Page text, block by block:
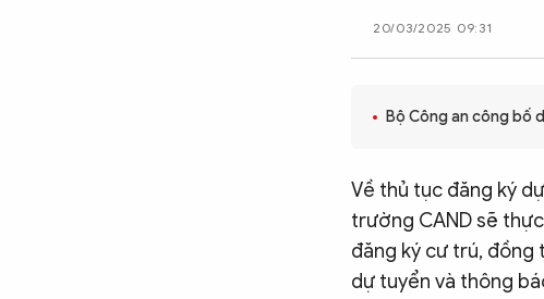
20/03/2025 09:31
Bộ Công an công bố
Về thủ tục đăng ký
trường CAND sẽ
đăng ký cư trú, đồng
dự tuyển và thông